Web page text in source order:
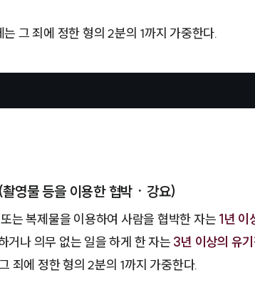
그 죄에 정한 형의 2분의 1까지 가중한다.
영물 등을 이용한 협박ㆍ강요)
는 복제물을 이용하여 사람을 협박한 자는 1년 이
거나 의무 없는 일을 하게 한 자는 3년 이상의 유
죄에 정한 형의 2분의 1까지 가중한다.